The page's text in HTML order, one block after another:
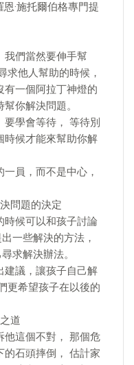
·施托爾伯格專門提
我們當然要伸手幫
求他人幫助的時候，
有一個阿拉丁神燈的
你解決問題。
學會等待， 等待別
時候才能來幫助你解
員，而不是中心，
問題的決定
時候可以和孩子討論
一些解決的方法，
求解決辦法。
建議，讓孩子自己解
更希望孩子在以後的
道
他這個不對， 那個危
的石頭摔倒， 估計家